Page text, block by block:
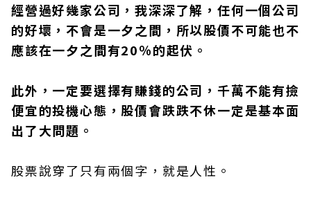
經營過好幾家公司，我深深了解，任何一個公司
的好壞，不會是一夕之間，所以股價不可能也不
應該在一夕之間有20％的起伏。
此外，一定要選擇有賺錢的公司，千萬不能有撿
便宜的投機心態，股價會跌跌不休一定是基本面
出了大問題。
股票說穿了只有兩個字，就是人性。